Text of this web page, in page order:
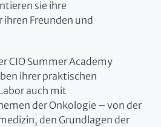
sie ihre
Freunden und
CIO Summer Academy
ihrer praktischen
auch mit
der Onkologie – von der
den Grundlagen der